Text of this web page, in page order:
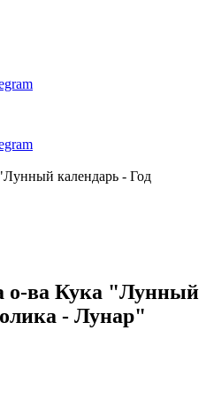
календарь - Год
о-ва Кука "Лунный
- Лунар"